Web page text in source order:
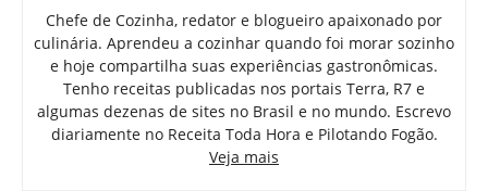
Chefe de Cozinha, redator e blogueiro apaixonado por
culinária. Aprendeu a cozinhar quando foi morar sozinho
e hoje compartilha suas experiências gastronômicas.
Tenho receitas publicadas nos portais Terra, R7 e
algumas dezenas de sites no Brasil e no mundo. Escrevo
diariamente no Receita Toda Hora e Pilotando Fogão.
Veja mais